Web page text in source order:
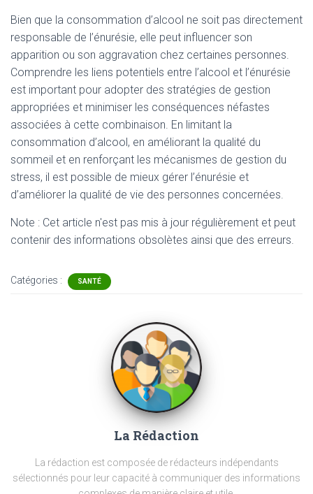
Bien que la consommation d’alcool ne soit pas directement
responsable de l’énurésie, elle peut influencer son
apparition ou son aggravation chez certaines personnes.
Comprendre les liens potentiels entre l’alcool et l’énurésie
est important pour adopter des stratégies de gestion
appropriées et minimiser les conséquences néfastes
associées à cette combinaison. En limitant la
consommation d’alcool, en améliorant la qualité du
sommeil et en renforçant les mécanismes de gestion du
stress, il est possible de mieux gérer l’énurésie et
d’améliorer la qualité de vie des personnes concernées.
Note : Cet article n'est pas mis à jour régulièrement et peut
contenir des informations obsolètes ainsi que des erreurs.
Catégories : SANTÉ
La Rédaction
La rédaction est composée de rédacteurs indépendants
sélectionnés pour leur capacité à communiquer des informations